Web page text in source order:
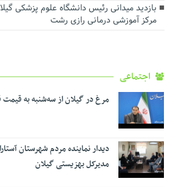
بازدید میدانی رئیس دانشگاه علوم پزشکی
مرکز آموزشی درمانی رازی رشت
اجتماعی
مرغ در گیلان از سه‌شنبه به قیمت
دیدار نماینده مردم شهرستان
مدیرکل بهزیستی گیلان